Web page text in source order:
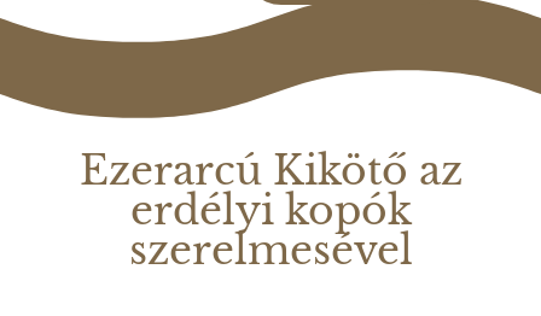
Ezerarcú Kikötő az
erdélyi kopók
szerelmesével